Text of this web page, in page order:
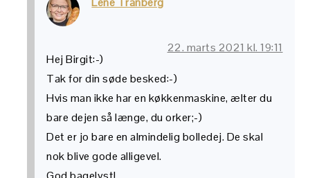
22. marts 2021 kl. 19:11
Hej Birgit:-)
Tak for din søde besked:-)
Hvis man ikke har en køkkenmaskine, ælter du
bare dejen så længe, du orker;-)
Det er jo bare en almindelig bolledej. De skal
nok blive gode alligevel.